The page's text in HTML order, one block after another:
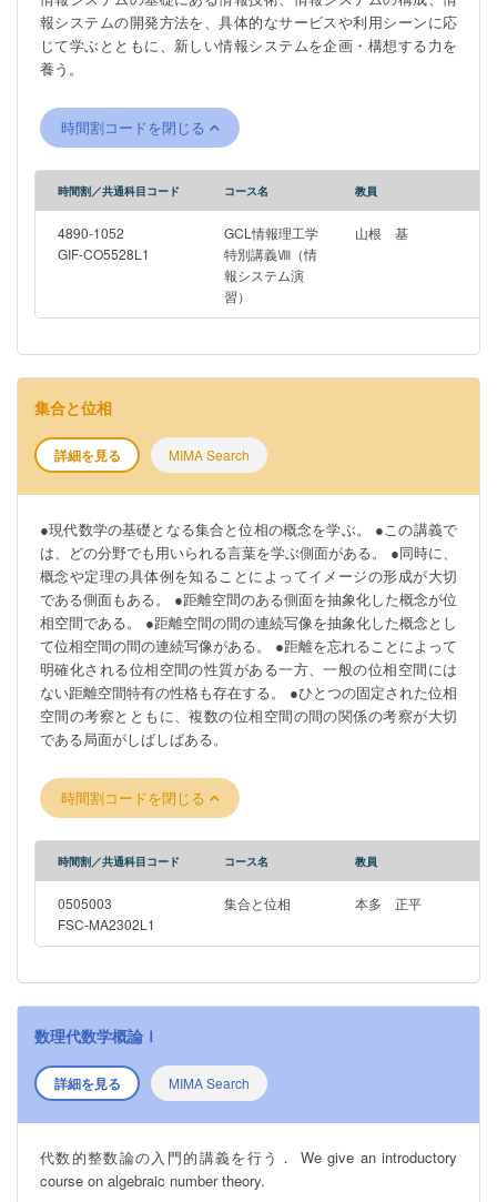
brief introductions of AI’s history and advancement in the deep
learning era, invited experts in law, social science, agriculture,
robotics, et al., will introduce the latest applications of AI in a
products, all students in this lecture are encouraged to
experience recent off-the-shelf AI tools, like ChatGPT and
Geimini, without heavy programming loads.
報システムの開発方法を、具体的なサービスや利用シーンに応
じて学ぶとともに、新しい情報システムを企画・構想する力を
養う。
時間割コードを閉じる
時間割／共通科目コード コース名 教員
4890-1052
GIF-CO5528L1
GCL情報理工学
特別講義Ⅷ（情
報システム演
習）
山根 基
集合と位相
詳細を見る MIMA Search
●現代数学の基礎となる集合と位相の概念を学ぶ。 ●この講義で
は、どの分野でも用いられる言葉を学ぶ側面がある。 ●同時に、
概念や定理の具体例を知ることによってイメージの形成が大切
である側面もある。 ●距離空間のある側面を抽象化した概念が位
相空間である。 ●距離空間の間の連続写像を抽象化した概念とし
て位相空間の間の連続写像がある。 ●距離を忘れることによって
明確化される位相空間の性質がある一方、一般の位相空間には
ない距離空間特有の性格も存在する。 ●ひとつの固定された位相
空間の考察とともに、複数の位相空間の間の関係の考察が大切
である局面がしばしばある。
時間割コードを閉じる
時間割／共通科目コード コース名 教員
0505003
FSC-MA2302L1
集合と位相 本多 正平
数理代数学概論Ⅰ
詳細を見る MIMA Search
代数的整数論の入門的講義を行う． We give an introductory
course on algebraic number theory.